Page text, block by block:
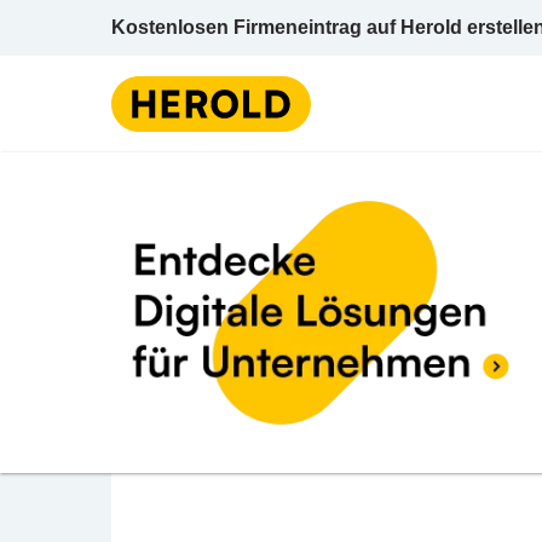
Kostenlosen Firmeneintrag auf Herold
Lebensmittel / Einzelhandel
BEWERTUNG ABGEBEN
Nah&Frisch Kastner
Sankt Anton an der Jeßnitz 10 3283 St.
Lebensmittel / Einzelhandel